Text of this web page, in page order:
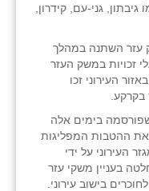
גני-עם, קידרון,
עזר השתנה במהלך
זכויות במשק העזר
העירוני זכו
בקרקע.
מועצת מקרקעי ישראל 1521 שפורסמה בימים אלה
ההטבות המפליגות
העירוני על ידי
בעניין משקי עזר
בישוב עירוני.